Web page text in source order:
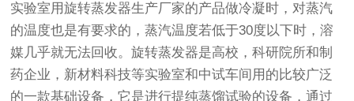
实验室用旋转蒸发器生产厂家的产品做冷凝时，对蒸汽
的温度也是有要求的，蒸汽温度若低于30度以下时，溶
媒几乎就无法回收。旋转蒸发器是高校，科研院所和制
药企业，新材料科技等实验室和中试车间用的比较广泛
的一款基础设备，它是进行提纯蒸馏试验的设备，通过